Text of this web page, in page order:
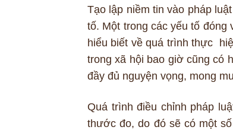
Tạo lập niềm tin vào pháp
tố. Một trong các yếu tố đóng
hiểu biết về quá trình thực
trong xã hội bao giờ cũng có
đầy đủ nguyện vọng, mong
Quá trình điều chỉnh pháp
thước đo, do đó sẽ có một